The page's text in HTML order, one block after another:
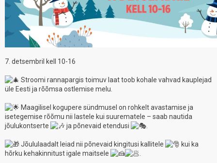
7. detsembril kell 10-16
Stroomi rannapargis toimuv laat toob kohale vahvad kauplejad
üle Eesti ja rõõmsa ostlemise melu.
Maagilisel kogupere sündmusel on rohkelt avastamise ja
isetegemise rõõmu nii lastele kui suurematele – saab nautida
jõulukontserte
ja põnevaid etendusi
Jõululaadalt leiad nii põnevaid kingitusi kallitele
kui ka
hõrku kehakinnitust igale maitsele